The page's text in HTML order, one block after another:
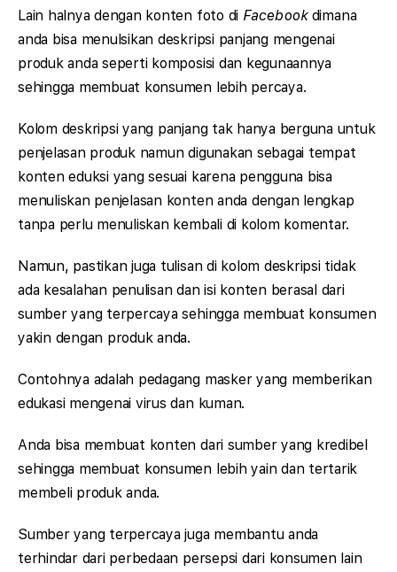
Lain halnya dengan konten foto di Facebook dimana
anda bisa menulsikan deskripsi panjang mengenai
produk anda seperti komposisi dan kegunaannya
sehingga membuat konsumen lebih percaya.
Kolom deskripsi yang panjang tak hanya berguna untuk
penjelasan produk namun digunakan sebagai tempat
konten eduksi yang sesuai karena pengguna bisa
menuliskan penjelasan konten anda dengan lengkap
tanpa perlu menuliskan kembali di kolom komentar.
Namun, pastikan juga tulisan di kolom deskripsi tidak
ada kesalahan penulisan dan isi konten berasal dari
sumber yang terpercaya sehingga membuat konsumen
yakin dengan produk anda.
Contohnya adalah pedagang masker yang memberikan
edukasi mengenai virus dan kuman.
Anda bisa membuat konten dari sumber yang kredibel
sehingga membuat konsumen lebih yain dan tertarik
membeli produk anda.
Sumber yang terpercaya juga membantu anda
terhindar dari perbedaan persepsi dari konsumen lain